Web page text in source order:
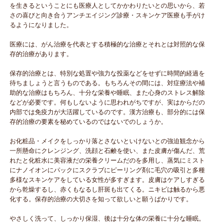
を生きるということにも医療人としてかかわりたいとの思いから、若
さの喜びと向き合うアンチエイジング診療・スキンケア医療も手がけ
るようになりました。
医療には、がん治療を代表とする積極的な治療とそれとは対照的な保
存的治療があります。
保存的治療とは、特別な処置や強力な投薬などをせずに時間的経過を
待ちましょうと言うものである。もちろんその間には、対症療法や補
助的な治療はもちろん、十分な栄養や睡眠、また心身のストレス解除
などが必要です。何もしないように思われがちですが、実はからだの
内部では免疫力が大活躍しているのです。漢方治療も、部分的には保
存的治療の要素を秘めているのではないでのしょうか。
お化粧品・メイクをしっかり落とさないといけないとの強迫観念から
一所懸命にクレンジング、洗顔と石鹸を使い、また皮膚が傷んだ、荒
れたと化粧水に美容液だの栄養クリームだのを多用し、蒸気にミスト
にナノイオンにパックにスクラブにピーリング剤に毛穴の吸引と多種
多様なスキンケアをしている女性が多すぎます。皮膚はケアしすぎる
から乾燥するし、赤くもなるし肝斑も出てくる。ニキビは触るから悪
化する。保存的治療の大切さを知って欲しいと願うばかりです。
やさしく洗って、しっかり保湿、後は十分な体の栄養に十分な睡眠。